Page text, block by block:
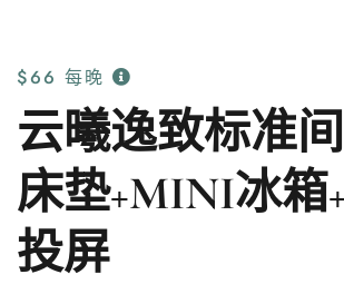
$66 每晚
云曦逸致标准
床垫+MINI冰箱
投屏